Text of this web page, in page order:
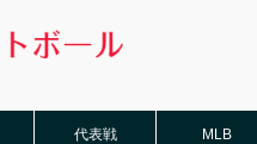
代表戦 MLB